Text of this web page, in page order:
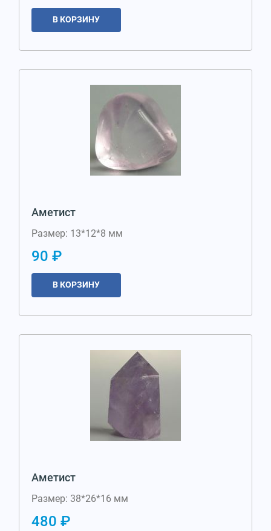
В КОРЗИНУ
Аметист
Размер: 13*12*8 мм
90 ₽
В КОРЗИНУ
Аметист
Размер: 38*26*16 мм
480 ₽